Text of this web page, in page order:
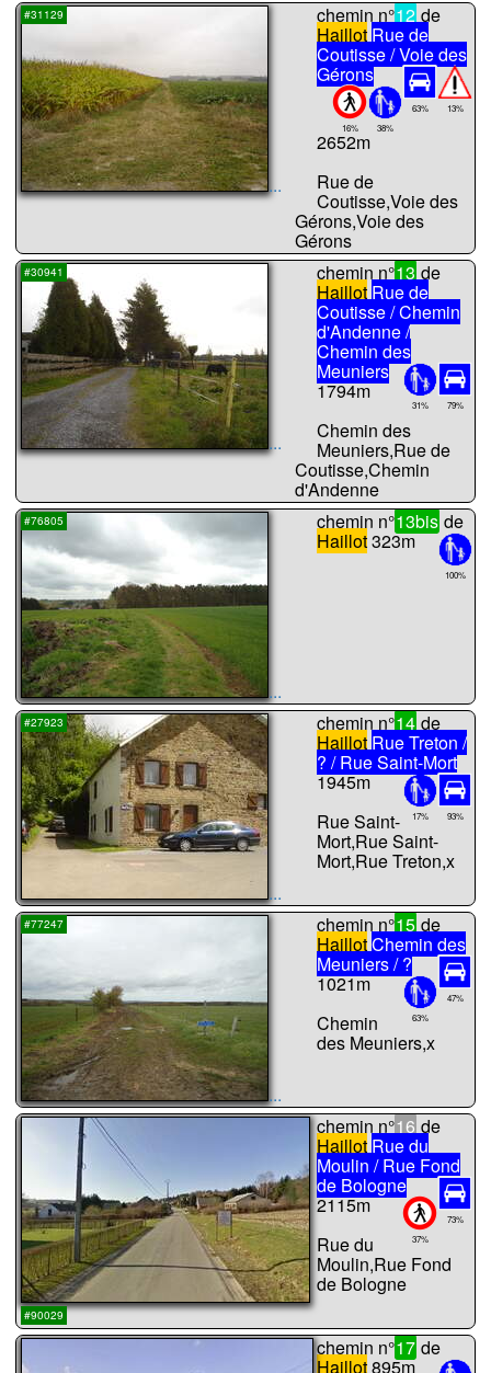
#31129
...
chemin n°12 de
Haillot Rue de
Coutisse / Voie des
Gérons
13%
63%
38%
16%
2652m
Rue de
Coutisse,Voie des
Gérons,Voie des
Gérons
#30941
...
chemin n°13 de
Haillot Rue de
Coutisse / Chemin
d'Andenne /
Chemin des
Meuniers
79%
31%
1794m
Chemin des
Meuniers,Rue de
Coutisse,Chemin
d'Andenne
#76805
...
chemin n°13bis de
Haillot
100%
323m
#27923
...
chemin n°14 de
Haillot Rue Treton /
? / Rue Saint-Mort
93%
17%
1945m
Rue Saint-
Mort,Rue Saint-
Mort,Rue Treton,x
#77247
...
chemin n°15 de
HaillotChemin des
Meuniers / ?
47%
63%
1021m
Chemin
des Meuniers,x
#90029
...
chemin n°16 de
Haillot Rue du
Moulin / Rue Fond
de Bologne
73%
37%
2115m
Rue du
Moulin,Rue Fond
de Bologne
chemin n°17 de
Haillot895m